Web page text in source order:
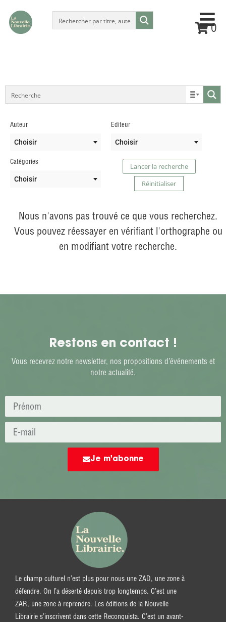
0
Auteur
Choisir
Editeur
Choisir
Catégories
Choisir
Lancer la recherche
Réinitialiser
Nous n'avons pas trouvé ce que vous recherchez.
Vous pouvez réessayer en vérifiant l'orthographe ou
en modifiant votre recherche.
Restons en contact !
Vous recevrez notre newsletter, nos propositions d’événements et
notre actualité.
Je m'abonne
Le champ culturel n’est plus pour nous une ZAD, une zone à
défendre. On l’a déserté depuis trop longtemps. C’est une
ZAR, une zone à reprendre. Les éditions de la Nouvelle
Librairie s’inscrivent dans cette Reconquista. C’est un avant-